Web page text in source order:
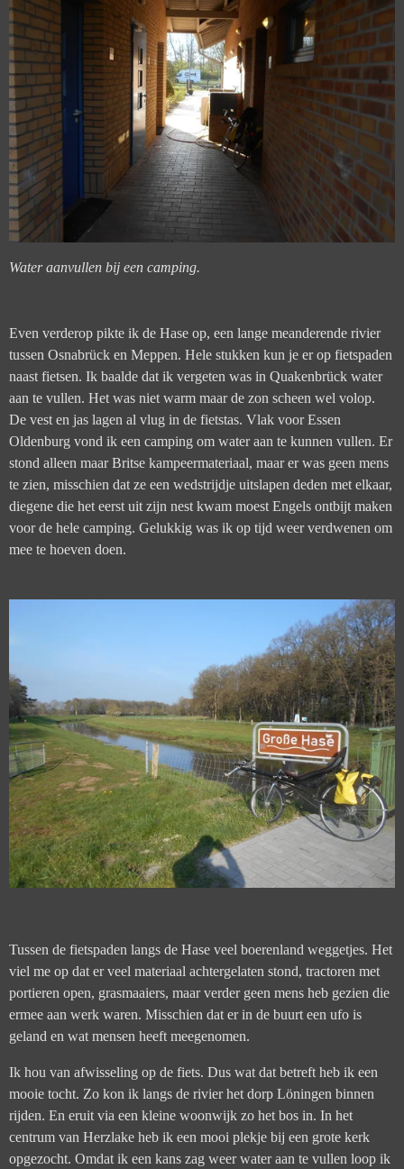
Water aanvullen bij een camping.
Even verderop pikte ik de Hase op, een lange meanderende rivier
tussen Osnabrück en Meppen. Hele stukken kun je er op fietspaden
naast fietsen. Ik baalde dat ik vergeten was in Quakenbrück water
aan te vullen. Het was niet warm maar de zon scheen wel volop.
De vest en jas lagen al vlug in de fietstas. Vlak voor Essen
Oldenburg vond ik een camping om water aan te kunnen vullen. Er
stond alleen maar Britse kampeermateriaal, maar er was geen mens
te zien, misschien dat ze een wedstrijdje uitslapen deden met elkaar,
diegene die het eerst uit zijn nest kwam moest Engels ontbijt maken
voor de hele camping. Gelukkig was ik op tijd weer verdwenen om
mee te hoeven doen.
Tussen de fietspaden langs de Hase veel boerenland weggetjes. Het
viel me op dat er veel materiaal achtergelaten stond, tractoren met
portieren open, grasmaaiers, maar verder geen mens heb gezien die
ermee aan werk waren. Misschien dat er in de buurt een ufo is
geland en wat mensen heeft meegenomen.
Ik hou van afwisseling op de fiets. Dus wat dat betreft heb ik een
mooie tocht. Zo kon ik langs de rivier het dorp Löningen binnen
rijden. En eruit via een kleine woonwijk zo het bos in. In het
centrum van Herzlake heb ik een mooi plekje bij een grote kerk
opgezocht. Omdat ik een kans zag weer water aan te vullen loop ik